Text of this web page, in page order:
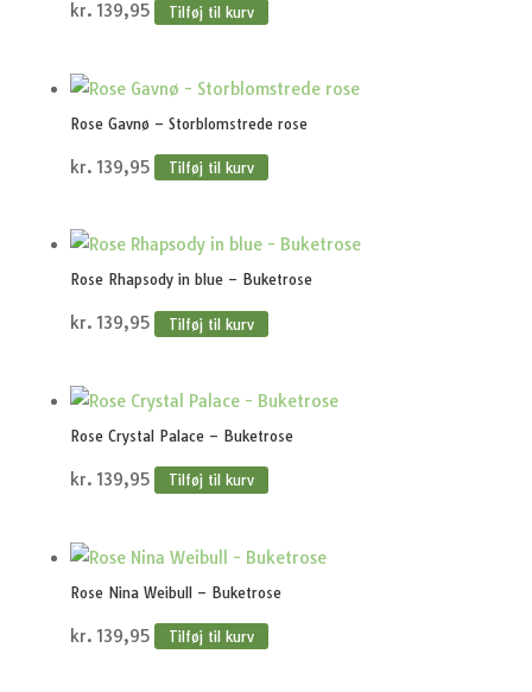
kr. 139,95 Tilføj til kurv
Rose Gavnø – Storblomstrede rose
kr. 139,95 Tilføj til kurv
Rose Rhapsody in blue – Buketrose
kr. 139,95 Tilføj til kurv
Rose Crystal Palace – Buketrose
kr. 139,95 Tilføj til kurv
Rose Nina Weibull – Buketrose
kr. 139,95 Tilføj til kurv